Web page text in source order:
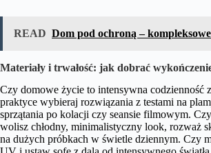
READ Dom pod ochroną –
Materiały i trwałość: jak dobrać
Czy domowe życie to intensywna
praktyce wybieraj rozwiązania z testami na
sprzątania po kolacji czy seansie filmowym.
wolisz chłodny, minimalistyczny look, rozważ
na dużych próbkach w świetle dziennym. Czy